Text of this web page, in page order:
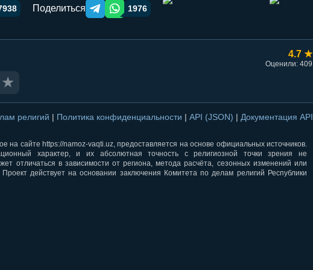
Поделиться Telegram orqali ulashish
WhatsApp orqali ulashish
1976
4.7 ★
Оценили: 409
★
религий | Политика конфиденциальности | API (JSON) | Документация API
на сайте https://namoz-vaqti.uz, предоставляется на основе официальных источников.
характер, и их абсолютная точность с религиозной точки зрения не
отличаться в зависимости от региона, метода расчёта, сезонных изменений или
Проект действует на основании заключения Комитета по делам религий Республики